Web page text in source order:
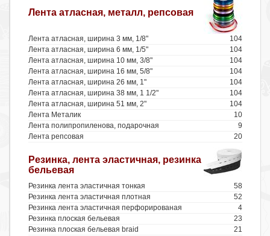
Лента атласная, металл, репсовая
104
Лента атласная, ширина 3 мм, 1/8"
104
Лента атласная, ширина 6 мм, 1/5"
104
Лента атласная, ширина 10 мм, 3/8"
104
Лента атласная, ширина 16 мм, 5/8"
104
Лента атласная, ширина 26 мм, 1"
104
Лента атласная, ширина 38 мм, 1 1/2"
104
Лента атласная, ширина 51 мм, 2"
10
Лента Металик
9
Лента полипропиленова, подарочная
20
Лента репсовая
Резинка, лента эластичная, резинка
бельевая
58
Резинка лента эластичная тонкая
52
Резинка лента эластичная плотная
4
Резинка лента эластичная перфорированая
23
Резинка плоская бельевая
21
Резинка плоская бельевая braid